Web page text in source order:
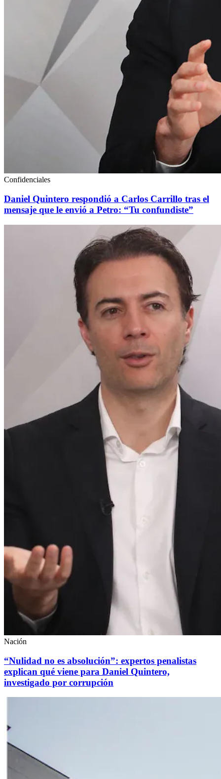
Confidenciales
Daniel Quintero respondió a Carlos Carrillo tras el
mensaje que le envió a Petro: “Tu confundiste”
Nación
“Nulidad no es absolución”: expertos penalistas
explican qué viene para Daniel Quintero,
investigado por corrupción